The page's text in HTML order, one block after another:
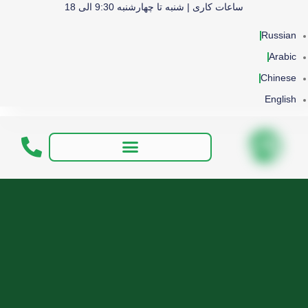
ساعات کاری | شنبه تا چهارشنبه 9:30 الی 18
Russian
Arabic
Chinese
English